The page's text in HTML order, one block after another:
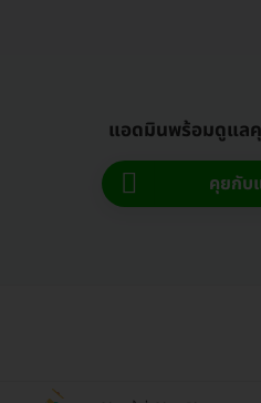
แอดมินพร้อมดูแล
คุยกับ